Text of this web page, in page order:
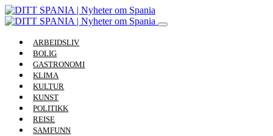
ARBEIDSLIV
BOLIG
GASTRONOMI
KLIMA
KULTUR
KUNST
POLITIKK
REISE
SAMFUNN